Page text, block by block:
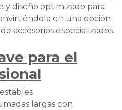
diseño optimizado para
en una opción
accesorios especializados.
para el
largas con